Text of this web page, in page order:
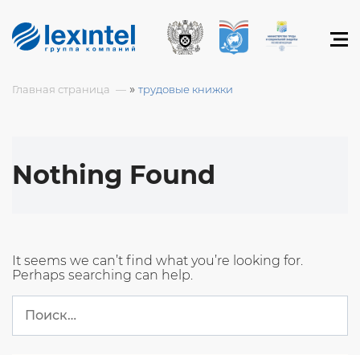
Главная страница » трудовые книжки
Nothing Found
It seems we can’t find what you’re looking for.
Perhaps searching can help.
Найти: